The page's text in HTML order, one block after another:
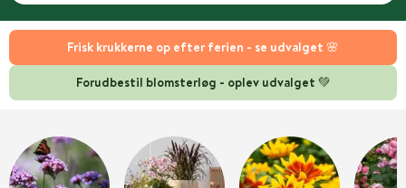
Frisk krukkerne op efter ferien - se udvalget 🌸
Forudbestil blomsterløg - oplev udvalget 💚